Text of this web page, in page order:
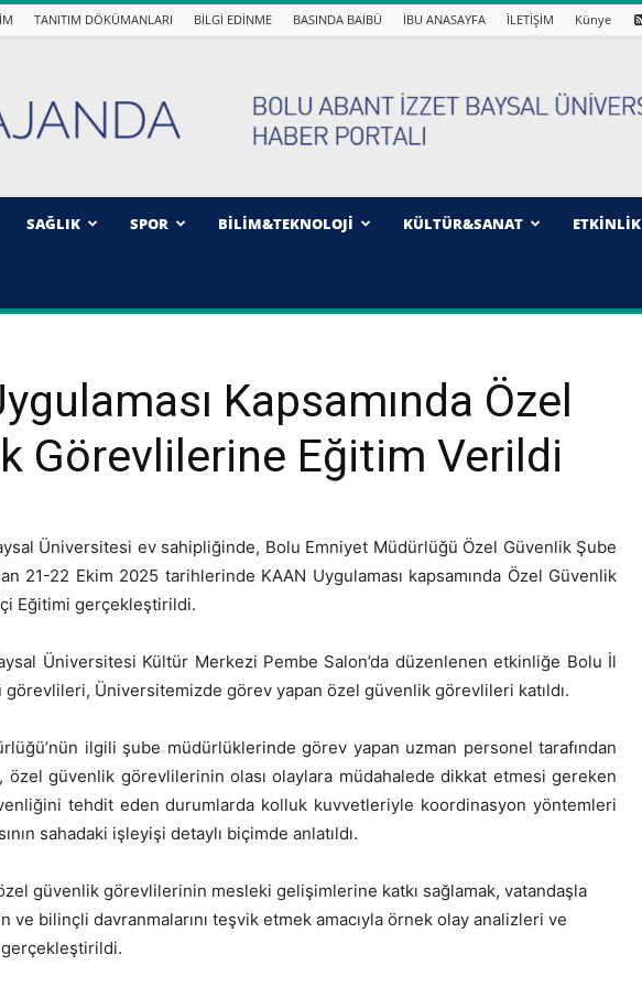
TANITIM DÖKÜMANLARI BİLGİ EDİNME BASINDA BAİBÜ İBU ANASAYFA İLETİŞİM Künye
SAĞLIK SPOR BİLİM&TEKNOLOJİ KÜLTÜR&SANAT ETKİNLİK
Kapsamında Özel
Görevlilerine Eğitim Verildi
Üniversitesi ev sahipliğinde, Bolu Emniyet Müdürlüğü Özel Güvenlik Şube
21-22 Ekim 2025 tarihlerinde KAAN Uygulaması kapsamında Özel Güvenlik
Eğitimi gerçekleştirildi.
Üniversitesi Kültür Merkezi Pembe Salon’da düzenlenen etkinliğe Bolu İl
Üniversitemizde görev yapan özel güvenlik görevlileri katıldı.
ilgili şube müdürlüklerinde görev yapan uzman personel tarafından
güvenlik görevlilerinin olası olaylara müdahalede dikkat etmesi gereken
tehdit eden durumlarda kolluk kuvvetleriyle koordinasyon yöntemleri
sahadaki işleyişi detaylı biçimde anlatıldı.
güvenlik görevlilerinin mesleki gelişimlerine katkı sağlamak, vatandaşla
ve bilinçli davranmalarını teşvik etmek amacıyla örnek olay analizleri ve